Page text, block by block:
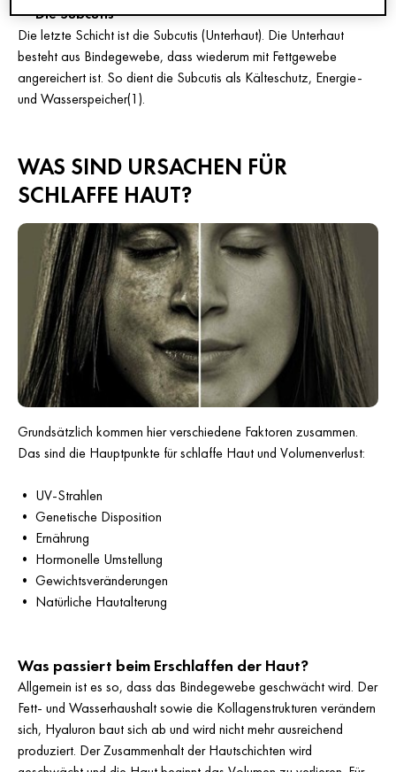
•Die Subcutis
Die letzte Schicht ist die Subcutis (Unterhaut). Die Unterhaut
besteht aus Bindegewebe, dass wiederum mit Fettgewebe
angereichert ist. So dient die Subcutis als Kälteschutz, Energie-
und Wasserspeicher(1).
WAS SIND URSACHEN FÜR
SCHLAFFE HAUT?
Grundsätzlich kommen hier verschiedene Faktoren zusammen.
Das sind die Hauptpunkte für schlaffe Haut und Volumenverlust:
• UV-Strahlen
• Genetische Disposition
• Ernährung
• Hormonelle Umstellung
• Gewichtsveränderungen
• Natürliche Hautalterung
Was passiert beim Erschlaffen der Haut?
Allgemein ist es so, dass das Bindegewebe geschwächt wird. Der
Fett- und Wasserhaushalt sowie die Kollagenstrukturen verändern
sich, Hyaluron baut sich ab und wird nicht mehr ausreichend
produziert. Der Zusammenhalt der Hautschichten wird